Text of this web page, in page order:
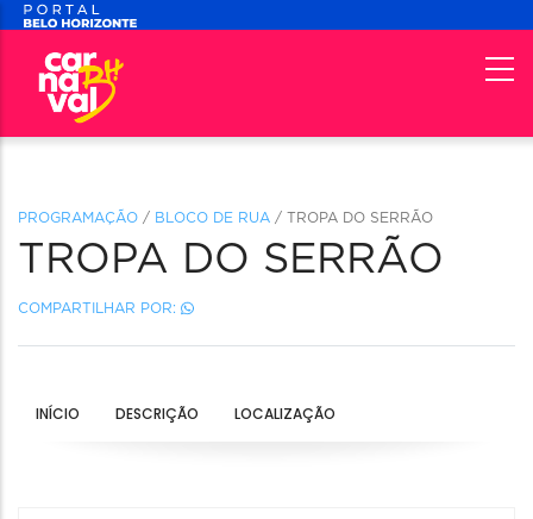
PROGRAMAÇÃO / BLOCO DE RUA / TROPA DO SERRÃO
TROPA DO SERRÃO
COMPARTILHAR POR:
INÍCIO DESCRIÇÃO LOCALIZAÇÃO